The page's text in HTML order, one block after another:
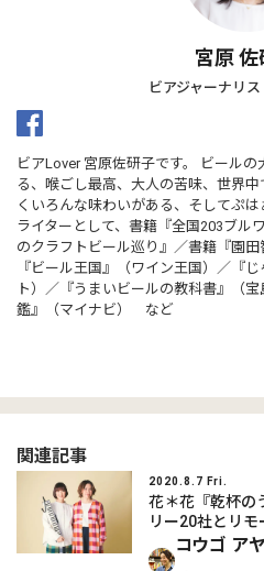
宮原 佐
ビアジャーナリ
ビアLover 宮原佐研子です。 ビール
る、喉ごし最高、大人の苦味、世界
くいろんな味わいがある、そしてぷは
ライターとして、書籍『全国203ブル
のクラフトビール巡り』／書籍『園
『ビール王国』（ワイン王国）／『
ト）／『うまいビールの教科書』（
鑑』（マイナビ） など
関連記事
2020.8.7 Fri.
花＊花『乾杯の
リー20社とリ
コウゴ ア